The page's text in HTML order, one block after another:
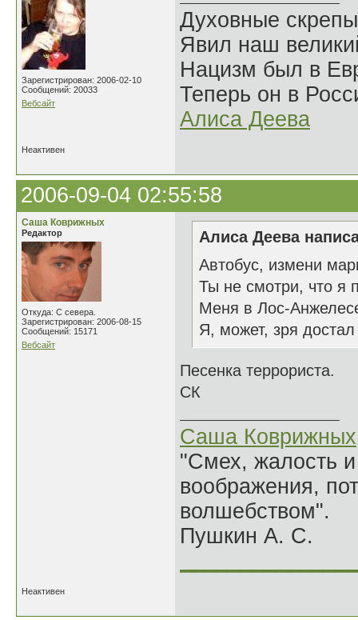
Зарегистрирован: 2006-02-10
Сообщений: 20033
Вебсайт
Духовные
Явил наш
Нацизм был в
Теперь он в
Алиса Деева
Неактивен
2006-09-04 02:55:58
Саша Коврижных
Редактор
Откуда: С севера.
Зарегистрирован: 2006-08-15
Сообщений: 15171
Вебсайт
Алиса Деева
Автобус, измени
Ты не смотри, что я
Меня в Лос-
Я, может, зря достал
Песенка террориста.
СК
Саша Коврижных
"Смех, жалость
воображения,
волшебством".
Пушкин А. С.
Неактивен